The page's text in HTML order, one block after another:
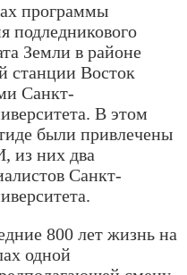
программы
подледникового
Земли в районе
станции Восток
Санкт-
В этом
были привлечены
из них два
Санкт-
800 лет жизнь на
одной